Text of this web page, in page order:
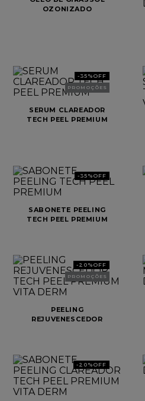
OZONIZADO
-35%OFF
PROMOÇÕES
SERUM CLAREADOR
TECH PEEL PREMIUM
-35%OFF
SABONETE PEELING
TECH PEEL PREMIUM
-20%OFF
PROMOÇÕES
PEELING
REJUVENESCEDOR
-20%OFF